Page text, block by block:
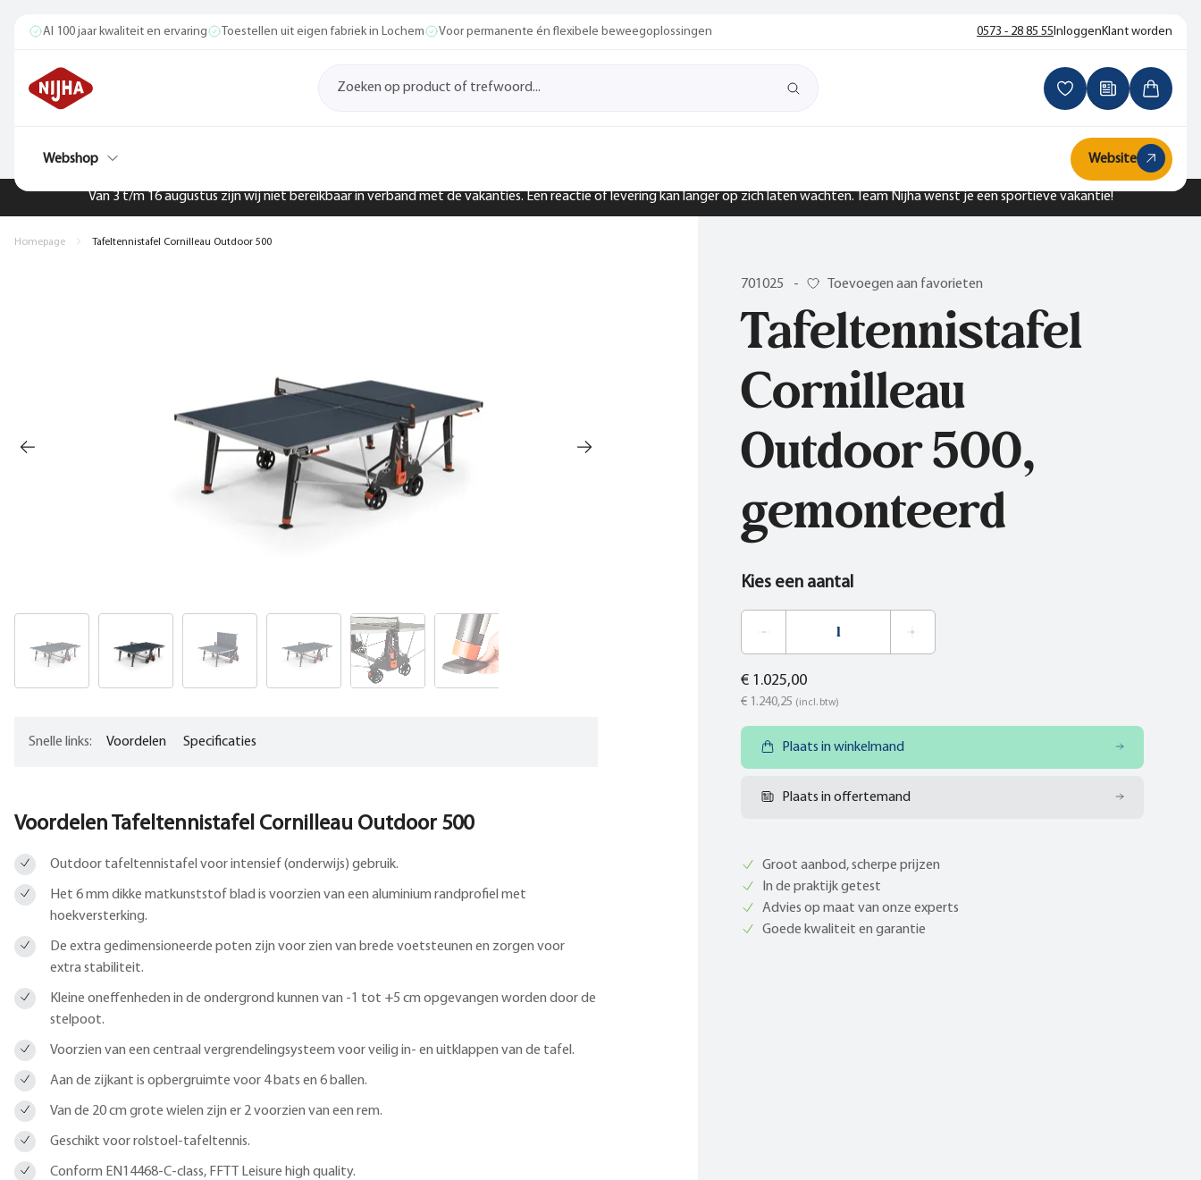
Van 3 t/m 16 augustus zijn wij niet bereikbaar in verband met de vakanties. Een reactie of levering kan langer op zich laten wachten. Team Nijha wenst je een sportieve vakantie!
Al 100 jaar kwaliteit en ervaring Toestellen uit eigen fabriek in Lochem Voor permanente én flexibele beweegoplossingen 0573 - 28 85 55InloggenKlant worden
Webshop Website
701025 - Toevoegen aan favorieten
Tafeltennistafel
Cornilleau
Outdoor 500,
gemonteerd
Kies een aantal
€ 1.025,00
€ 1.240,25 (incl. btw)
Plaats in winkelmand
Plaats in offertemand
Groot aanbod, scherpe prijzen
In de praktijk getest
Advies op maat van onze experts
Goede kwaliteit en garantie
Homepage Tafeltennistafel Cornilleau Outdoor 500
Snelle links: Voordelen Specificaties
Voordelen Tafeltennistafel Cornilleau Outdoor 500
Outdoor tafeltennistafel voor intensief (onderwijs) gebruik.
Het 6 mm dikke matkunststof blad is voorzien van een aluminium randprofiel met
hoekversterking.
De extra gedimensioneerde poten zijn voor zien van brede voetsteunen en zorgen voor
extra stabiliteit.
Kleine oneffenheden in de ondergrond kunnen van -1 tot +5 cm opgevangen worden door de
stelpoot.
Voorzien van een centraal vergrendelingsysteem voor veilig in- en uitklappen van de tafel.
Aan de zijkant is opbergruimte voor 4 bats en 6 ballen.
Van de 20 cm grote wielen zijn er 2 voorzien van een rem.
Geschikt voor rolstoel-tafeltennis.
Conform EN14468-C-class, FFTT Leisure high quality.